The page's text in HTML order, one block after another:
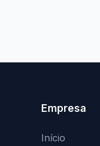
Empresa
Início